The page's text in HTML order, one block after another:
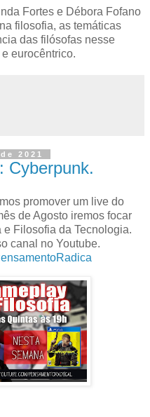
Fortes e Débora Fofano
filosofia, as temáticas
das filósofas nesse
eurocêntrico.
2021
Cyberpunk.
promover um live do
de Agosto iremos focar
Filosofia da Tecnologia.
canal no Youtube.